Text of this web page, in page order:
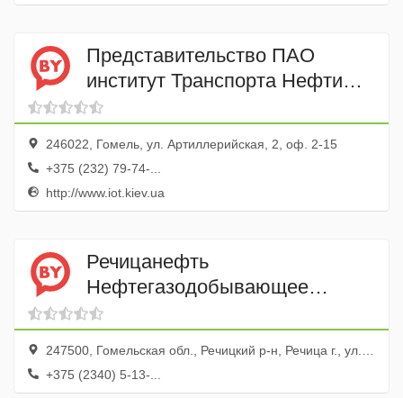
Представительство ПАО
институт Транспорта Нефти
(Украина) в Республике
Беларусь
246022, Гомель, ул. Артиллерийская, 2, оф. 2-15
+375 (232) 79-74-...
http://www.iot.kiev.ua
Речицанефть
Нефтегазодобывающее
управление (НГДУ) РУП по
Белоруснефть
247500, Гомельская обл., Речицкий р-н, Речица г., ул. Ленина, 43
+375 (2340) 5-13-...